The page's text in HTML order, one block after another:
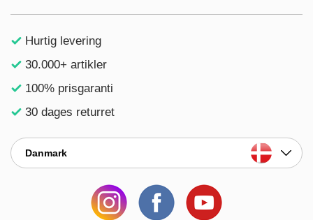
Hurtig levering
30.000+ artikler
100% prisgaranti
30 dages returret
Danmark